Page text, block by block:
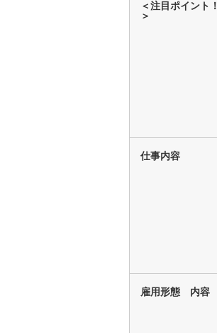
＜注目ポイント！
＞
仕事内容
雇用形態 内容